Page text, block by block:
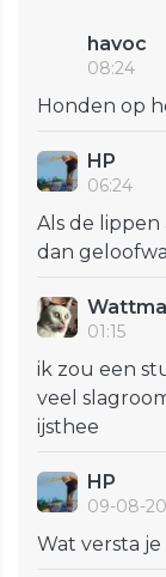
havoc
08:24
Honden op
HP
06:24
Als de lippen
dan
01:15
ik zou een
veel
ijsthee
HP
09-08-
Wat versta